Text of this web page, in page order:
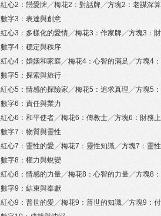
紅心2：戀愛牌╱梅花2：對話牌╱方塊2：老謀深
數字3：表達與創意
紅心3：多樣化的愛情╱梅花3：作家牌╱方塊3：
數字4：穩定與秩序
紅心4：婚姻和家庭╱梅花4：心智的滿足╱方塊4
數字5：探索與旅行
紅心5：情感的探險家╱梅花5：追求真理╱方塊5
數字6：責任與業力
紅心6：和平使者╱梅花6：傳教士╱方塊6：財務
數字7：物質與靈性
紅心7：靈性的愛╱梅花7：靈性知識╱方塊7：靈
數字8：權力與蛻變
紅心8：情感的力量╱梅花8：心智的力量╱方塊8
數字9：結束與奉獻
紅心9：普世的愛╱梅花9：普世的知識╱方塊9：